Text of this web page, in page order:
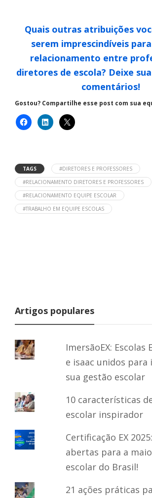
Quais outras atribuições
serem imprescindíveis
relacionamento entre
diretores de escola? Deixe
comentários!
Gostou? Compartilhe esse post com sua
TAGS
#DIRETORES E PROFESSORES
#RELACIONAMENTO DIRETORES E PROFESSORES
#RELACIONAMENTO EQUIPE ESCOLAR
#TRABALHO EM EQUIPE ESCOLAS
Artigos populares
ImersãoEX: Escolas
e isaac unidos
sua gestão escolar
10 características
escolar inspirador
Certificação EX
abertas para a
escolar do Brasil!
21 ações práticas